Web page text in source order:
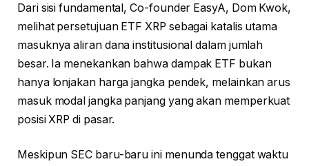
Dari sisi fundamental, Co-founder EasyA, Dom Kwok,
melihat persetujuan ETF XRP sebagai katalis utama
masuknya aliran dana institusional dalam jumlah
besar. Ia menekankan bahwa dampak ETF bukan
hanya lonjakan harga jangka pendek, melainkan arus
masuk modal jangka panjang yang akan memperkuat
posisi XRP di pasar.
Meskipun SEC baru-baru ini menunda tenggat waktu